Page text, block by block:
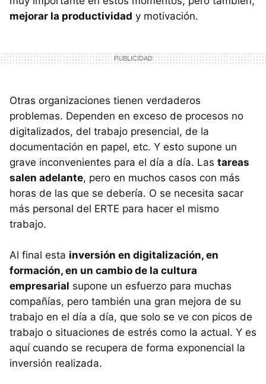
mejorar la productividad y motivación.
Otras organizaciones tienen verdaderos
problemas. Dependen en exceso de procesos no
digitalizados, del trabajo presencial, de la
documentación en papel, etc. Y esto supone un
grave inconvenientes para el día a día. Las tareas
salen adelante, pero en muchos casos con más
horas de las que se debería. O se necesita sacar
más personal del ERTE para hacer el mismo
trabajo.
Al final esta inversión en digitalización, en
formación, en un cambio de la cultura
empresarial supone un esfuerzo para muchas
compañías, pero también una gran mejora de su
trabajo en el día a día, que solo se ve con picos de
trabajo o situaciones de estrés como la actual. Y es
aquí cuando se recupera de forma exponencial la
inversión realizada.